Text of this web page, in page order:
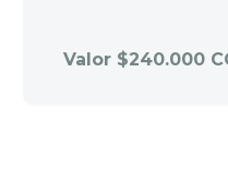
Valor $240.000